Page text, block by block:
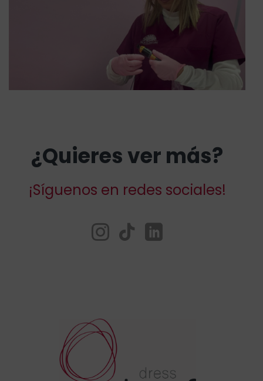
¿Quieres ver más?
¡Síguenos en redes sociales!